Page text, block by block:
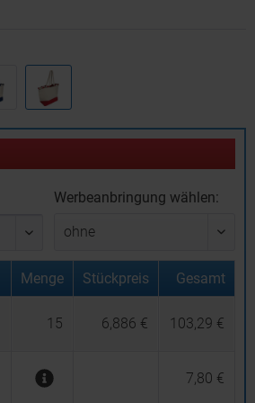
Werbeanbringung wählen:
Menge Stückpreis Gesamt
15 6,886 € 103,29 €
7,80 €